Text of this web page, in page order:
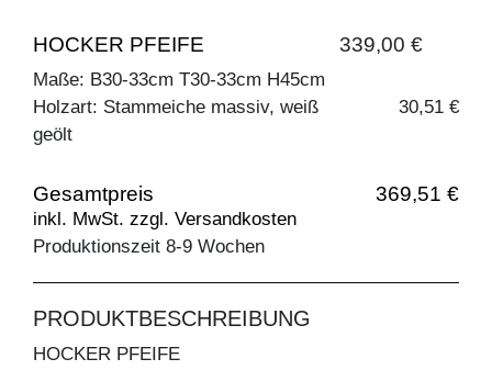
HOCKER PFEIFE 339,00 €
Maße: B30-33cm T30-33cm H45cm
Holzart: Stammeiche massiv, weiß
geölt
30,51 €
Gesamtpreis 369,51 €
inkl. MwSt. zzgl. Versandkosten
Produktionszeit 8-9 Wochen
PRODUKTBESCHREIBUNG
HOCKER PFEIFE